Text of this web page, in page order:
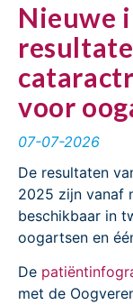
Nieuwe
voor
07-07-2026
De resultaten
2025 zijn vanaf
beschikbaar in
oogartsen en
De
met de